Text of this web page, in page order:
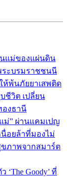
แม่ของแผ่นดิน
ระบรมราชชนนี
พ้นภัยยาเสพติด
ชีวิต เปลี่ยน
องธานี
ม่” ผ่านแคมเปญ
หนื่อยล้าที่มองไม่
ขภาพจากสมาร์ต
‘The Goody’ ที่